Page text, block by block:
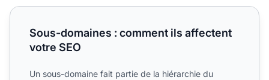
Sous-domaines : comment ils affectent votre SEO
Sous-domaines : comment ils affectent
votre SEO
Un sous-domaine fait partie de la hiérarchie du